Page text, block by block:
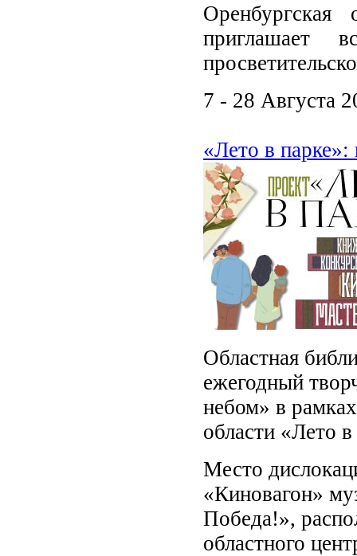
приглашает
7 - 28 Августа
«Лето в парке»:
Областная
ежегодный
небом» в
области «Лето
Место
«Киновагон»
Победа!»,
областного